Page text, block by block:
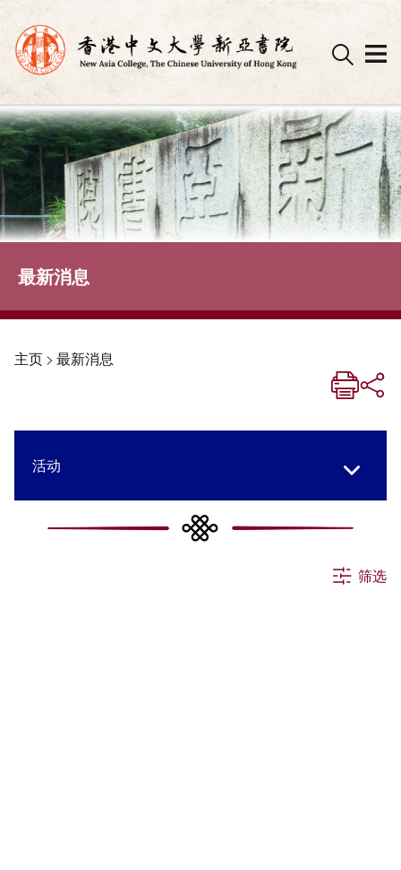
Skip
to
content
最新消息
主页> 最新消息
活动
所有消息
筛选